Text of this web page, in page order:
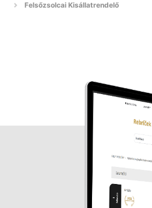
Felsőzsolcai Kisállatrendelő